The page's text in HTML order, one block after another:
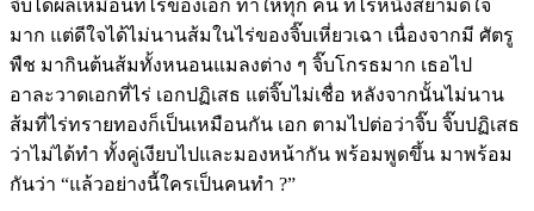
จิ๊บได้ผลเหมือนที่ไร่ของเอก ทำให้ทุก คน ที่ไร่หนึ่งสยามดีใจ
มาก แต่ดีใจได้ไม่นานส้มในไร่ของจิ๊บเหี่ยวเฉา เนื่องจากมี ศัตรู
พืช มากินต้นส้มทั้งหนอนแมลงต่าง ๆ จิ๊บโกรธมาก เธอไป
อาละวาดเอกที่ไร่ เอกปฏิเสธ แต่จิ๊บไม่เชื่อ หลังจากนั้นไม่นาน
ส้มที่ไร่ทรายทองก็เป็นเหมือนกัน เอก ตามไปต่อว่าจิ๊บ จิ๊บปฏิเสธ
ว่าไม่ได้ทำ ทั้งคู่เงียบไปและมองหน้ากัน พร้อมพูดขึ้น มาพร้อม
กันว่า “แล้วอย่างนี้ใครเป็นคนทำ ?”